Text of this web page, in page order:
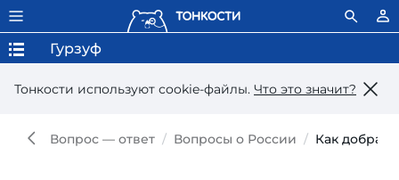
Тонкости используют сookie-файлы. Что это значит?
Гурзуф
Вопрос — ответ Вопросы о России Как